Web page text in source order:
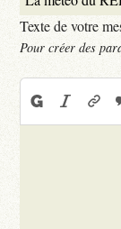
Texte de votre
Pour créer des